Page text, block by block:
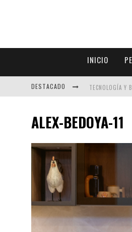
INICIO
DESTACADO TECNOLOGÍA Y
ALEXANDRA
EL DESPERTAR
ALEX-BEDOYA-11